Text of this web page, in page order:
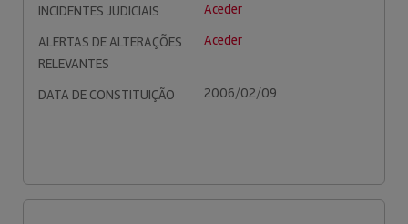
INCIDENTES JUDICIAIS
Aceder
ALERTAS DE ALTERAÇÕES
RELEVANTES
Aceder
DATA DE CONSTITUIÇÃO 2006/02/09